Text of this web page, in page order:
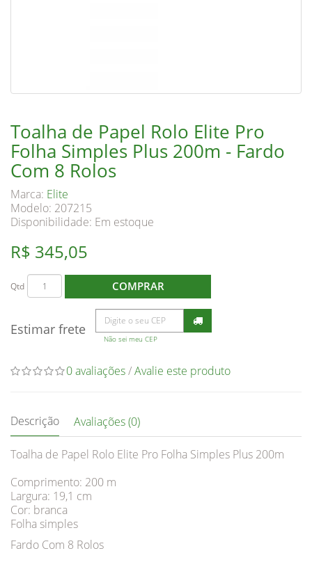
Toalha de Papel Rolo Elite Pro
Folha Simples Plus 200m - Fardo
Com 8 Rolos
Marca: Elite
Modelo: 207215
Disponibilidade: Em estoque
R$ 345,05
Qtd COMPRAR
Estimar frete
Não sei meu CEP
0 avaliações/Avalie este produto
Descrição Avaliações (0)
Toalha de Papel Rolo Elite Pro Folha Simples Plus 200m
Comprimento: 200 m
Largura: 19,1 cm
Cor: branca
Folha simples
Fardo Com 8 Rolos